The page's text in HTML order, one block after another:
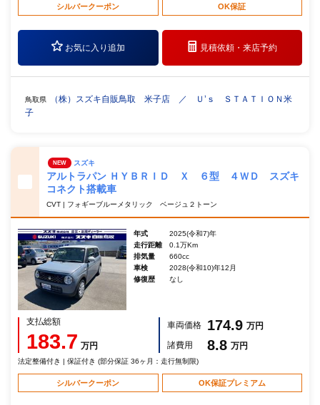
シルバークーポン OK保証
お気に入り追加 見積依頼・来店予約
鳥取県
（株）スズキ自販鳥取 米子店 ／ Ｕ’ｓ ＳＴＡＴＩＯＮ米
子
NEW スズキ
アルトラパン ＨＹＢＲＩＤ Ｘ ６型 ４ＷＤ スズキ
コネクト搭載車
CVT | フォギーブルーメタリック ベージュ２トーン
年式
2025(令和7)年
走行距離
0.1万Km
排気量
660cc
車検
2028(令和10)年12月
修復歴
なし
支払総額
183.7 万円
車両価格 174.9 万円
諸費用
8.8 万円
法定整備付き | 保証付き (部分保証 36ヶ月：走行無制限)
シルバークーポン OK保証プレミアム